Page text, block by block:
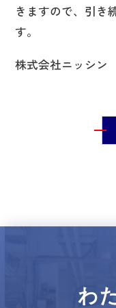
きますので、引き
す。
株式会社ニッシン
わ